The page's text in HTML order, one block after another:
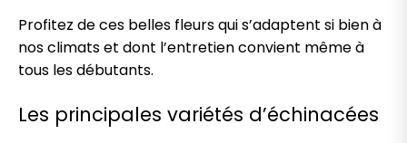
Profitez de ces belles fleurs qui s’adaptent si bien à
nos climats et dont l’entretien convient même à
tous les débutants.
Les principales variétés d’échinacées